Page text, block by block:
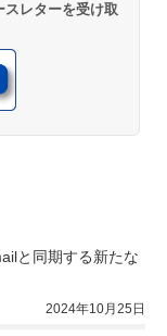
レターを受け取
と同期する新たな
2024年10月25日